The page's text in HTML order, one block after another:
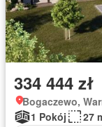
334 444 zł
Bogaczewo,
1 Pokój
27